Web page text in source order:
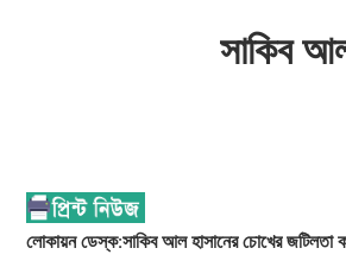
সাকিব
লোকায়ন ডেস্ক:সাকিব আল হাসানের চোখের জটিলতা